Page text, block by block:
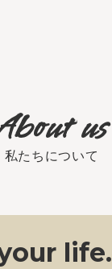
私たちについて
life.